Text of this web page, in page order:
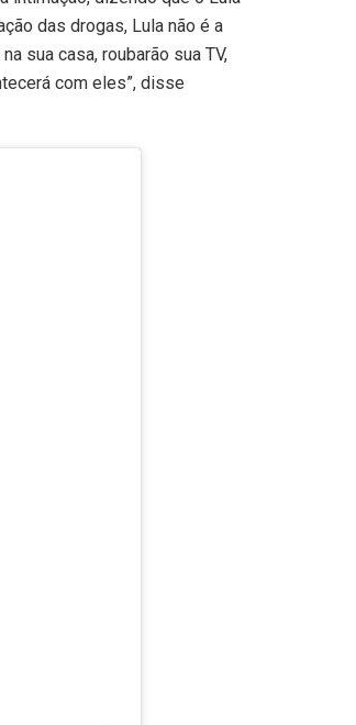
das drogas, Lula não é a
sua casa, roubarão sua TV,
com eles”, disse